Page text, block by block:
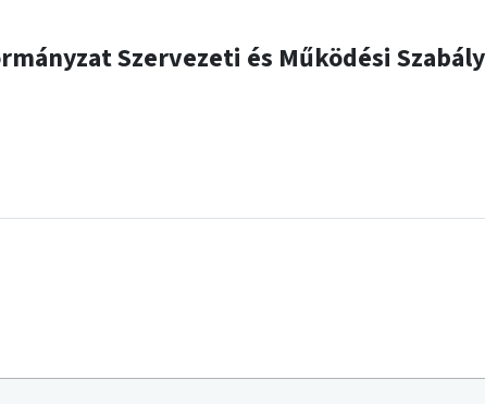
Szervezeti és Működési